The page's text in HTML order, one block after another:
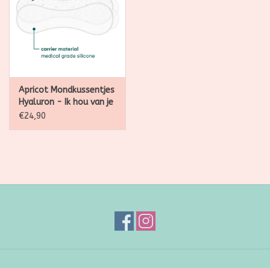
Apricot Mondkussentjes
Hyaluron - Ik hou van je
glimlach - 30
€24,90